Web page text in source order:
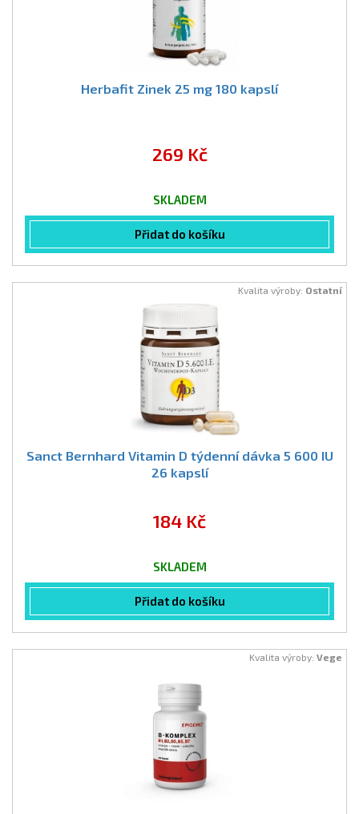
Herbafit Zinek 25 mg 180 kapslí
269 Kč
SKLADEM
Přidat do košíku
Kvalita výroby: Ostatní
Sanct Bernhard Vitamin D týdenní dávka 5 600 IU
26 kapslí
184 Kč
SKLADEM
Přidat do košíku
Kvalita výroby: Vege